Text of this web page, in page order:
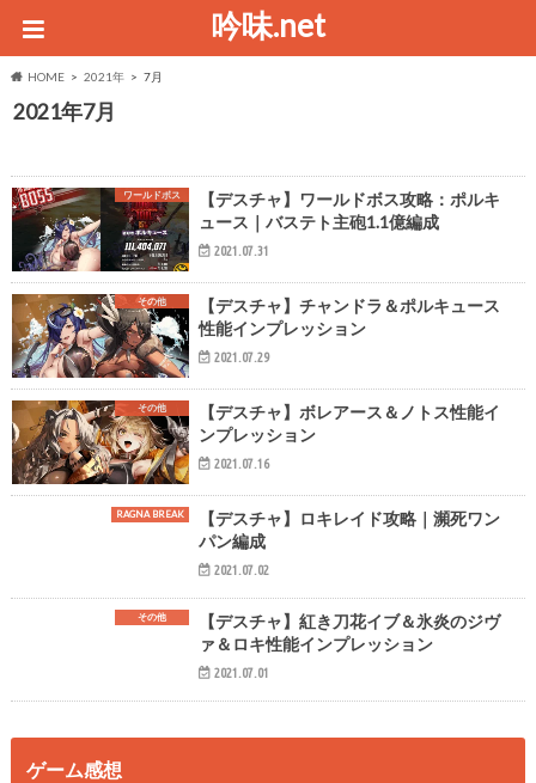
吟味.net
HOME 2021年 7月
2021年7月
ワールドボス
【デスチャ】ワールドボス攻略：ポルキ
ュース｜バステト主砲1.1億編成
2021.07.31
その他
【デスチャ】チャンドラ＆ポルキュース
性能インプレッション
2021.07.29
その他
【デスチャ】ボレアース＆ノトス性能イ
ンプレッション
2021.07.16
RAGNA BREAK
【デスチャ】ロキレイド攻略｜瀕死ワン
パン編成
2021.07.02
その他
【デスチャ】紅き刀花イブ＆氷炎のジヴ
ァ＆ロキ性能インプレッション
2021.07.01
ゲーム感想